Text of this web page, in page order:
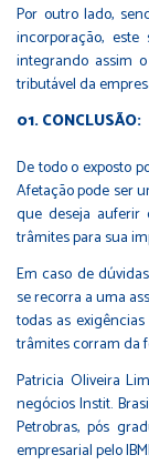
Por outro lado,
incorporação,
integrando assim
tributável da
CONCLUSÃO:
De todo o exposto
Afetação pode ser
que deseja auferir
trâmites para sua
Em caso de
se recorra a uma
todas as
trâmites corram da
Patricia Oliveira
negócios Instit.
Petrobras, pós
empresarial pelo